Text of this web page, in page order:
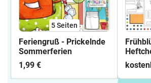
5Seiten
Feriengruß - Prickelnde
Sommerferien
1,99 €